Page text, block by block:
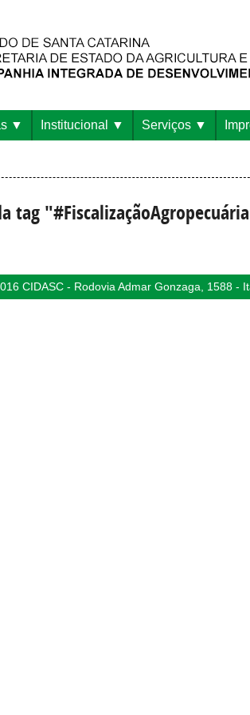
Institucional Serviços
tag
CIDASC - Rodovia Admar Gonzaga, 1588 -